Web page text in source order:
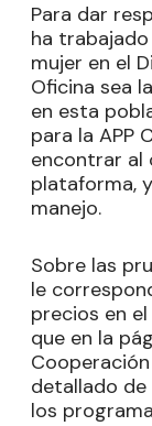
Para dar
ha
mujer en el
Oficina sea
en esta
para la APP
encontrar al
plataforma,
manejo.
Sobre las
le
precios en
que en la
detallado
los